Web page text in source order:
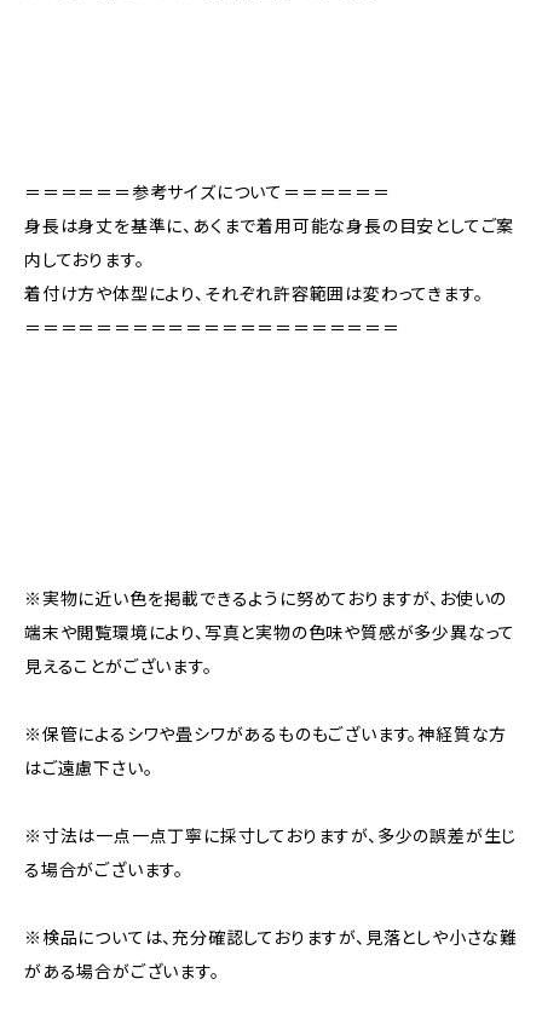
＝＝＝＝＝＝参考サイズについて＝＝＝＝＝＝
身長は身丈を基準に、あくまで着用可能な身長の目安としてご案
内しております。
着付け方や体型により、それぞれ許容範囲は変わってきます。
＝＝＝＝＝＝＝＝＝＝＝＝＝＝＝＝＝＝＝＝＝
※実物に近い色を掲載できるように努めておりますが、お使いの
端末や閲覧環境により、写真と実物の色味や質感が多少異なって
見えることがございます。
※保管によるシワや畳シワがあるものもございます。神経質な方
はご遠慮下さい。
※寸法は一点一点丁寧に採寸しておりますが、多少の誤差が生じ
る場合がございます。
※検品については、充分確認しておりますが、見落としや小さな難
がある場合がございます。